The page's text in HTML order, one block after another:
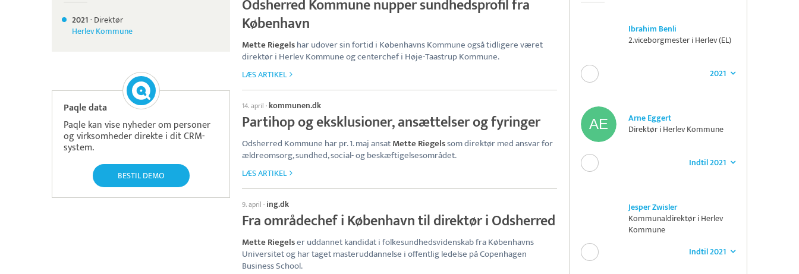
Ibrahim Benli
2.viceborgmester i Herlev (EL)
2021
Arne Eggert
Direktør i Herlev Kommune
Indtil 2021
Jesper Zwisler
Kommunaldirektør i Herlev
Kommune
Indtil 2021
2021· Direktør
Herlev Kommune
Paqle data
Paqle kan vise nyheder om personer
og virksomheder direkte i dit CRM-
system.
BESTIL DEMO
Odsherred Kommune nupper sundhedsprofil fra
København
Mette Riegelshar udover sin fortid i Københavns Kommune også tidligere været
direktør i Herlev Kommune og centerchef i Høje-Taastrup Kommune.
LÆS ARTIKEL
14. april · kommunen.dk
Partihop og eksklusioner, ansættelser og fyringer
Odsherred Kommune har pr. 1. maj ansatMette Riegelssom direktør med ansvar for
ældreomsorg, sundhed, social- og beskæftigelsesområdet.
LÆS ARTIKEL
9. april · ing.dk
Fra områdechef i København til direktør i Odsherred
Mette Riegelser uddannet kandidat i folkesundhedsvidenskab fra Københavns
Universitet og har taget masteruddannelse i offentlig ledelse på Copenhagen
Business School.